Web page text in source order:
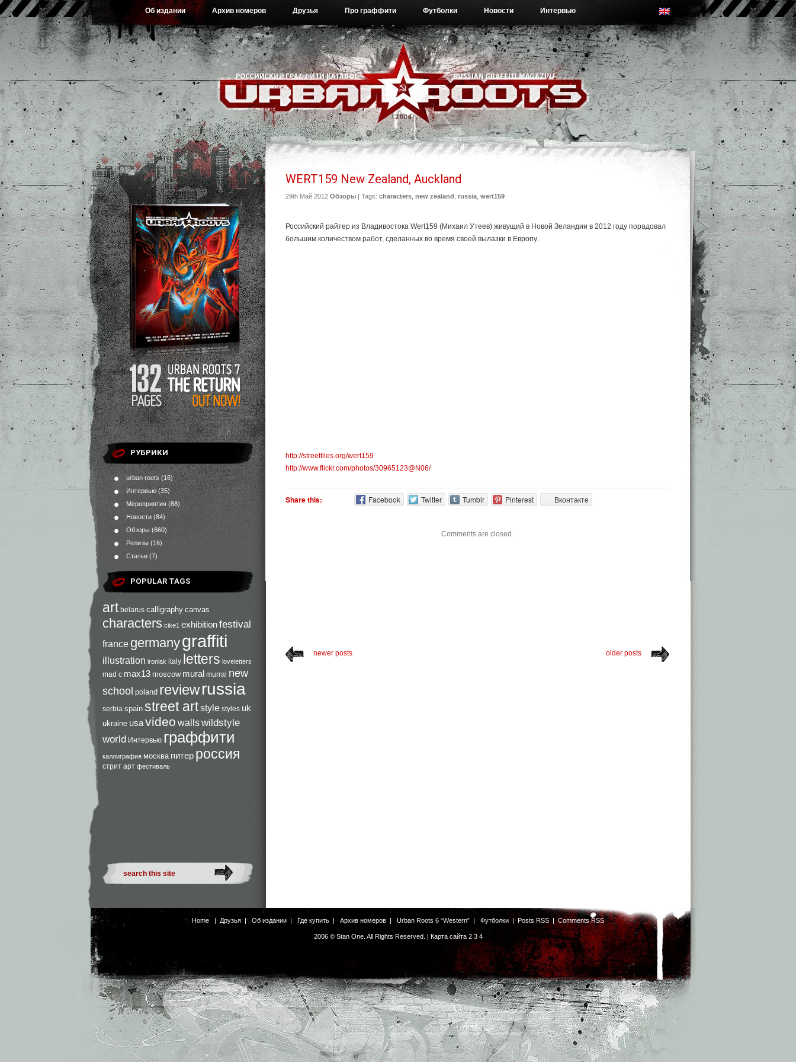
Об издании Архив номеров Друзья Про граффити Футболки Новости Интервью
РУБРИКИ
urban roots (16)
Интервью (35)
Мероприятия (88)
Новости (84)
Обзоры (660)
Релизы (16)
Статьи (7)
POPULAR TAGS
art belarus calligraphy canvas
characters cike1 exhibitionfestival
france germanygraffiti
illustration ironlak italy letters loveletters
mad c max13 moscow mural murral new
school poland reviewrussia
serbia spain street artstyle styles uk
ukraine usavideo wallswildstyle
world Интервью граффити
каллиграфия москва питер россия
стрит арт фестиваль
WERT159 New Zealand, Auckland
29th Май 2012 Обзоры | Tags: characters new zealand russia wert159
Российский райтер из Владивостока Wert159 (Михаил Утеев) живущий в Новой Зеландии в 2012 году порадовал
большим количеством работ, сделанных во время своей вылазки в Европу.
http://streetfiles.org/wert159
http://www.flickr.com/photos/30965123@N06/
Share this: Facebook Twitter Tumblr Pinterest Вконтакте
Comments are closed.
newer posts older posts
Home | Друзья| Об издании | Где купить | Архив номеров |Urban Roots 6 “Western” | Футболки| Posts RSS|Comments RSS
2006 © Stan One. All Rights Reserved. | Карта сайта 2 3 4